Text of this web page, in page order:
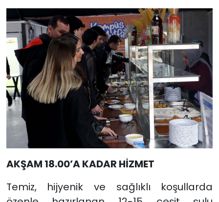
AKŞAM 18.00’A KADAR HİZMET
Temiz, hijyenik ve sağlıklı koşullarda